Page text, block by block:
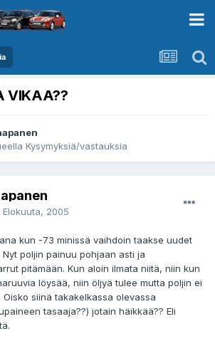
VIKAA??
Kysymyksiä/vastauksia
Elokuuta, 2005
kun -73 minissä vaihdoin taakse uudet
poljin painuu pohjaan asti ja
pitämään. Kun aloin ilmata niitä, niin kun
löysää, niin öljyä tulee mutta poljin ei
siinä takakelkassa olevassa
tasaaja??) jotain häikkää?? Eli